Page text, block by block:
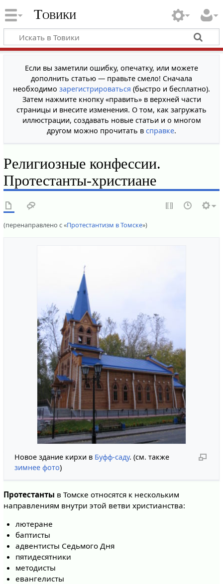
Товики
Если вы заметили ошибку, опечатку, или можете
дополнить статью — правьте смело! Сначала
необходимо зарегистрироваться (быстро и бесплатно).
Затем нажмите кнопку «править» в верхней части
страницы и внесите изменения. О том, как загружать
иллюстрации, создавать новые статьи и о многом
другом можно прочитать в справке.
Религиозные конфессии.
Протестанты-христиане
(перенаправлено с «Протестантизм в Томске»)
Новое здание кирхи в Буфф-саду. (см. также
зимнее фото)
Протестанты в Томске относятся к нескольким
направлениям внутри этой ветви христианства:
лютеране
баптисты
адвентисты Седьмого Дня
пятидесятники
методисты
евангелисты